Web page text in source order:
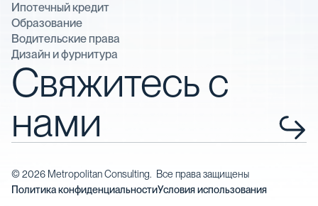
Ипотечный кредит
Образование
Водительские права
Дизайн и фурнитура
Свяжитесь с
нами
©2026 Metropolitan Consulting. Все права защищены
Политика конфиденциальностиУсловия использования